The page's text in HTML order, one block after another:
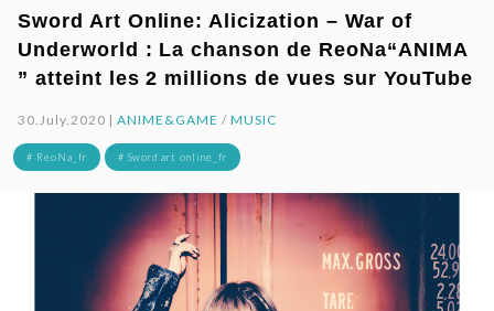
Sword Art Online: Alicization – War of
Underworld : La chanson de ReoNa“ANIMA
” atteint les 2 millions de vues sur YouTube
30.July.2020 |ANIME&GAME / MUSIC
# ReoNa_fr # Sword art online_fr